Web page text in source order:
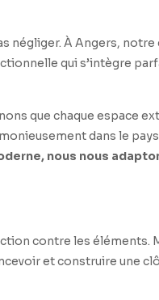
négliger. À Angers, notre
qui s’intègre
que chaque espace
dans le
nous nous
contre les éléments.
et construire une